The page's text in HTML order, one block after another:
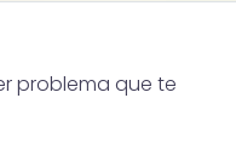
problema que te